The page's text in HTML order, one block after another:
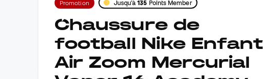
Promotion Jusqu'à135 Points Member
Chaussure de
football Nike Enfant
Air Zoom Mercurial